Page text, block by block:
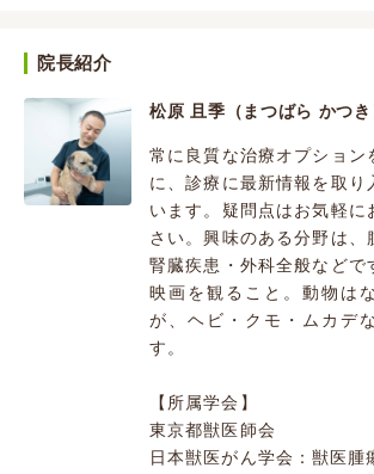
院長紹介
松原 且季（まつばら かつき
常に良質な治療オプション
に、診療に最新情報を取り
います。疑問点はお気軽に
さい。興味のある分野は、
腎臓疾患・外科全般などで
映画を観ること。動物は
が、ヘビ・クモ・ムカデ
す。
【所属学会】
東京都獣医師会
日本獣医がん学会：獣医